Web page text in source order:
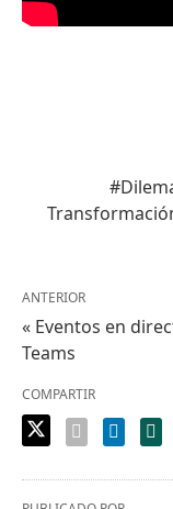
ANTERIOR
« Eventos en
Teams
COMPARTIR